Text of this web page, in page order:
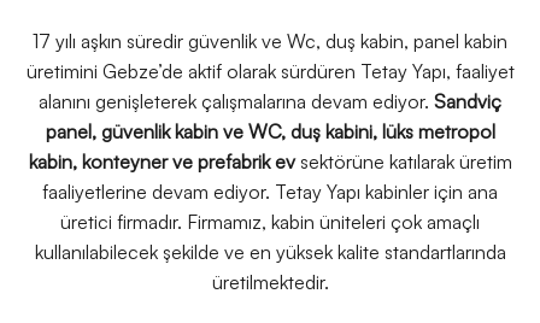
17 yılı aşkın süredir güvenlik ve Wc, duş kabin, panel kabin
üretimini Gebze’de aktif olarak sürdüren Tetay Yapı, faaliyet
alanını genişleterek çalışmalarına devam ediyor. Sandviç
panel, güvenlik kabin ve WC, duş kabini, lüks metropol
kabin, konteyner ve prefabrik evsektörüne katılarak üretim
faaliyetlerine devam ediyor. Tetay Yapı kabinler için ana
üretici firmadır. Firmamız, kabin üniteleri çok amaçlı
kullanılabilecek şekilde ve en yüksek kalite standartlarında
üretilmektedir.